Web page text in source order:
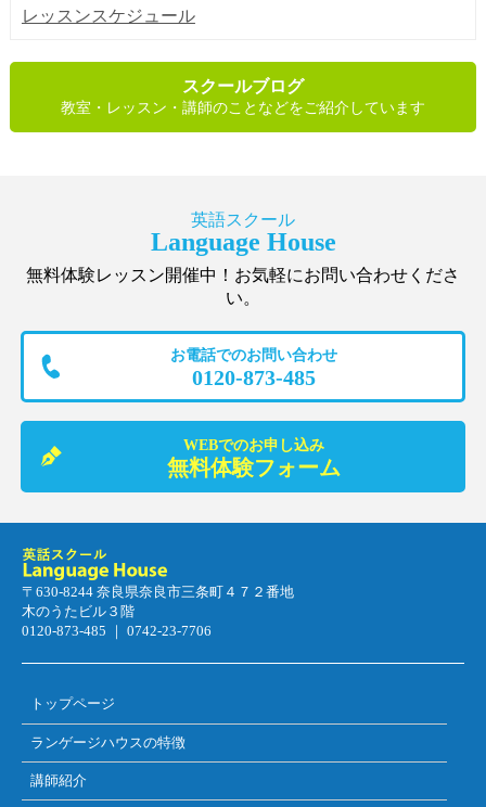
レッスンスケジュール
スクールブログ
教室・レッスン・講師のことなどをご紹介しています
英語スクール
Language House
無料体験レッスン開催中！お気軽にお問い合わせくださ
い。
お電話でのお問い合わせ
0120-873-485
WEBでのお申し込み
無料体験フォーム
〒630-8244 奈良県奈良市三条町４７２番地
木のうたビル３階
0120-873-485 ｜ 0742-23-7706
トップページ
ランゲージハウスの特徴
講師紹介